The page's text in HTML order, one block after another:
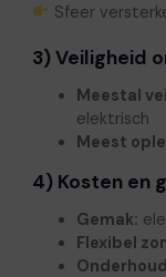
Sfeer
3) Veiligheid
Meestal
elektrisch
Meest
4) Kosten en
Gemak:
Flexibel